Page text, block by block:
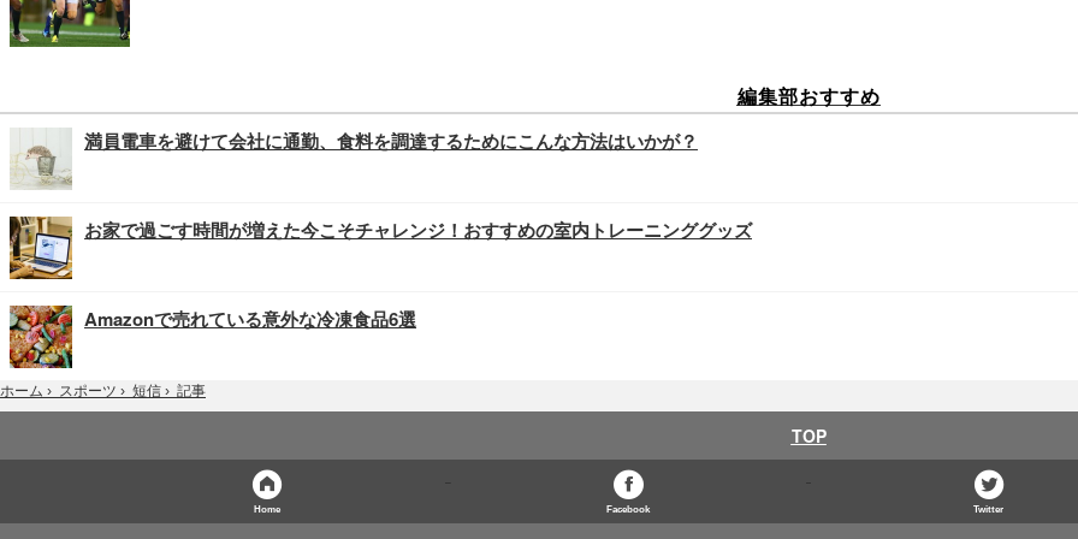
編集部おすすめ
満員電車を避けて会社に通勤、食料を調達するためにこんな方法はいかが？
お家で過ごす時間が増えた今こそチャレンジ！おすすめの室内トレーニンググッズ
Amazonで売れている意外な冷凍食品6選
ホーム › スポーツ › 短信 › 記事
TOP
Home Facebook Twitter